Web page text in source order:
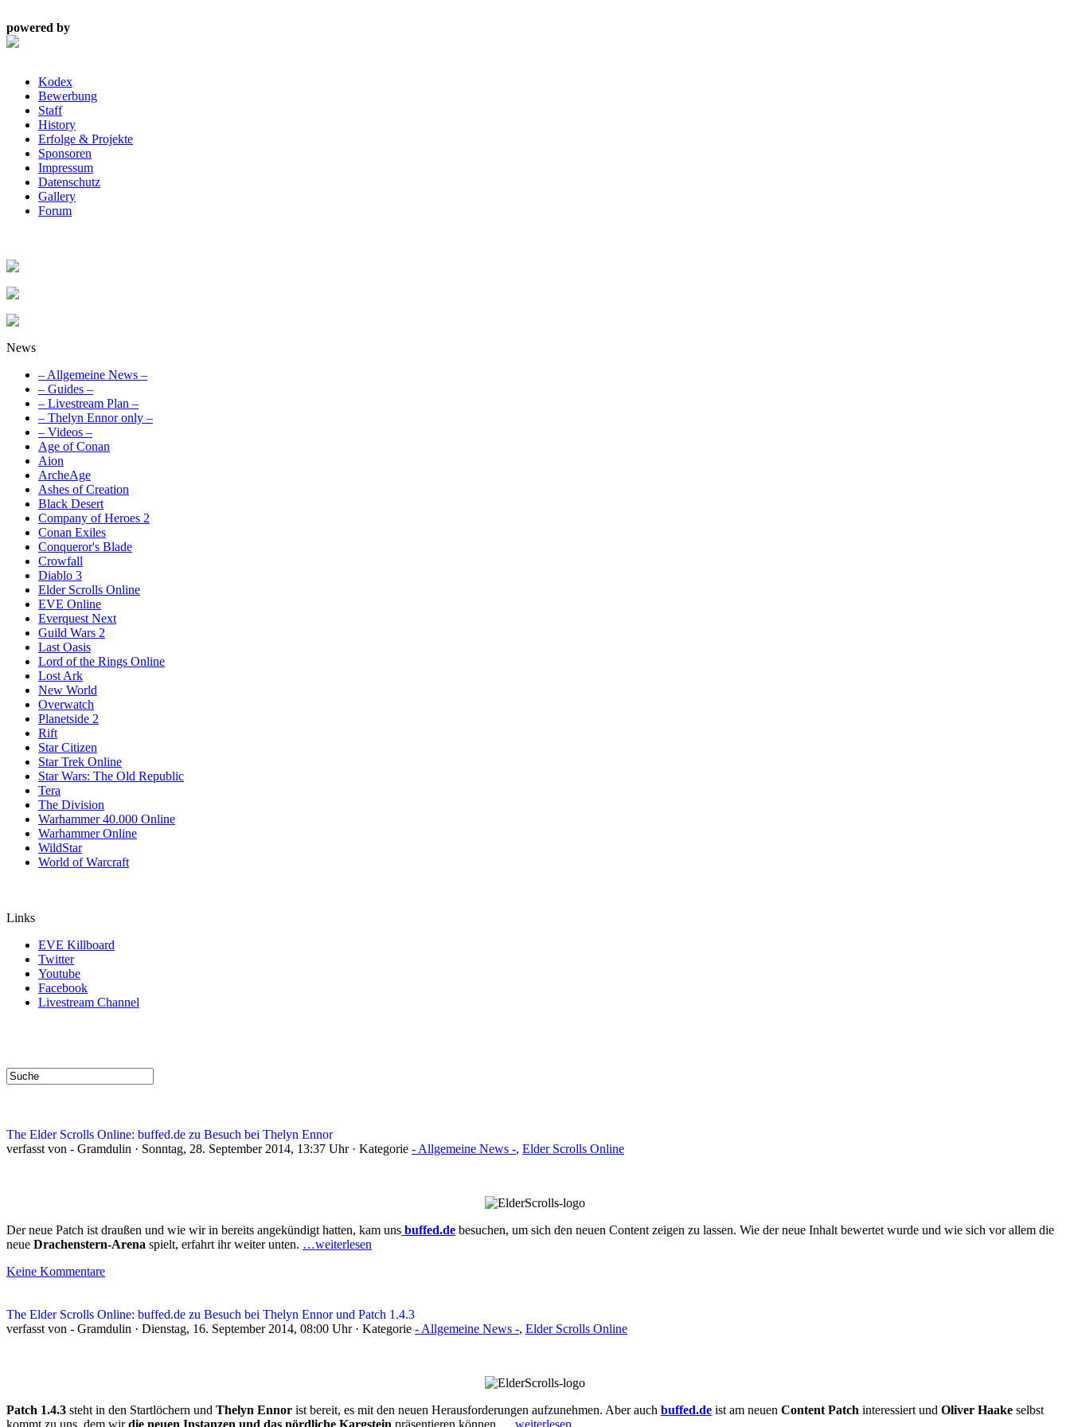
powered by
Kodex
Bewerbung
Staff
History
Erfolge & Projekte
Sponsoren
Impressum
Datenschutz
Gallery
Forum
News
– Allgemeine News –
– Guides –
– Livestream Plan –
– Thelyn Ennor only –
– Videos –
Age of Conan
Aion
ArcheAge
Ashes of Creation
Black Desert
Company of Heroes 2
Conan Exiles
Conqueror's Blade
Crowfall
Diablo 3
Elder Scrolls Online
EVE Online
Everquest Next
Guild Wars 2
Last Oasis
Lord of the Rings Online
Lost Ark
New World
Overwatch
Planetside 2
Rift
Star Citizen
Star Trek Online
Star Wars: The Old Republic
Tera
The Division
Warhammer 40.000 Online
Warhammer Online
WildStar
World of Warcraft
Links
EVE Killboard
Twitter
Youtube
Facebook
Livestream Channel
The Elder Scrolls Online: buffed.de zu Besuch bei Thelyn Ennor
verfasst von - Gramdulin · Sonntag, 28. September 2014, 13:37 Uhr · Kategorie - Allgemeine News -, Elder Scrolls Online
Der neue Patch ist draußen und wie wir in bereits angekündigt hatten, kam uns buffed.de besuchen, um sich den neuen Content zeigen zu lassen. Wie der neue Inhalt bewertet wurde und wie sich vor allem die
neue Drachenstern-Arena spielt, erfahrt ihr weiter unten. …weiterlesen
Keine Kommentare
The Elder Scrolls Online: buffed.de zu Besuch bei Thelyn Ennor und Patch 1.4.3
verfasst von - Gramdulin · Dienstag, 16. September 2014, 08:00 Uhr · Kategorie - Allgemeine News -, Elder Scrolls Online
Patch 1.4.3 steht in den Startlöchern und Thelyn Ennor ist bereit, es mit den neuen Herausforderungen aufzunehmen. Aber auch buffed.de ist am neuen Content Patch interessiert und Oliver Haake selbst
kommt zu uns, dem wirdie neuen Instanzen und das nördliche Kargstein präsentieren können. …weiterlesen